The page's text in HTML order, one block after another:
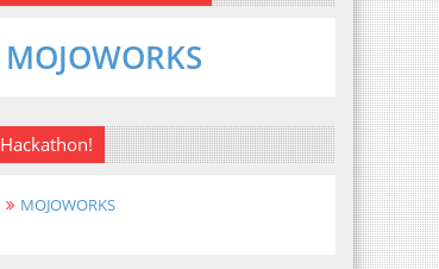
MOJOWORKS
Hackathon!
MOJOWORKS